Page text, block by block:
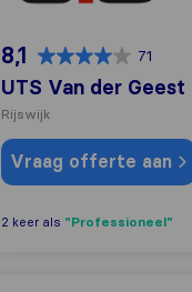
8,1 71
UTS Van der
Rijswijk
Vraag offerte aan
2 keer als "Professioneel"